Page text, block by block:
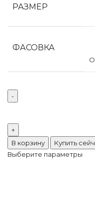
РАЗМЕР
ФАСОВКА
В корзину
Купить
Выберите параметры